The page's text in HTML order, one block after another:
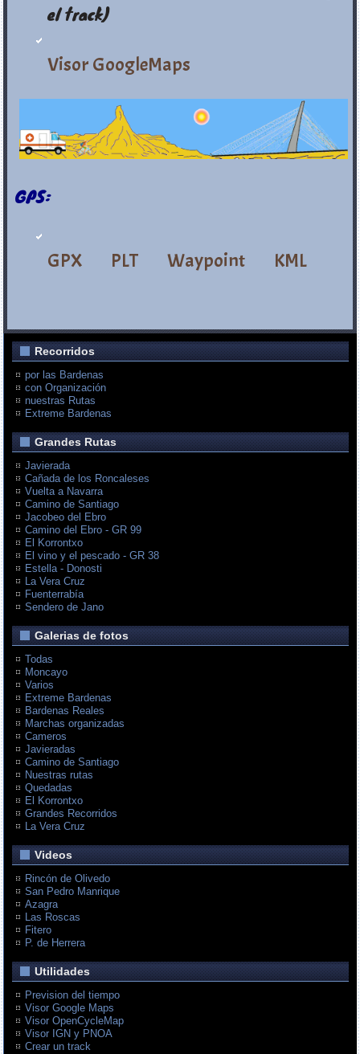
el track)
Visor GoogleMaps
GPS:
GPX PLT Waypoint KML
Recorridos
por las Bardenas
con Organización
nuestras Rutas
Extreme Bardenas
Grandes Rutas
Javierada
Cañada de los Roncaleses
Vuelta a Navarra
Camino de Santiago
Jacobeo del Ebro
Camino del Ebro - GR 99
El Korrontxo
El vino y el pescado - GR 38
Estella - Donosti
La Vera Cruz
Fuenterrabía
Sendero de Jano
Galerias de fotos
Todas
Moncayo
Varios
Extreme Bardenas
Bardenas Reales
Marchas organizadas
Cameros
Javieradas
Camino de Santiago
Nuestras rutas
Quedadas
El Korrontxo
Grandes Recorridos
La Vera Cruz
Videos
Rincón de Olivedo
San Pedro Manrique
Azagra
Las Roscas
Fitero
P. de Herrera
Utilidades
Prevision del tiempo
Visor Google Maps
Visor OpenCycleMap
Visor IGN y PNOA
Crear un track